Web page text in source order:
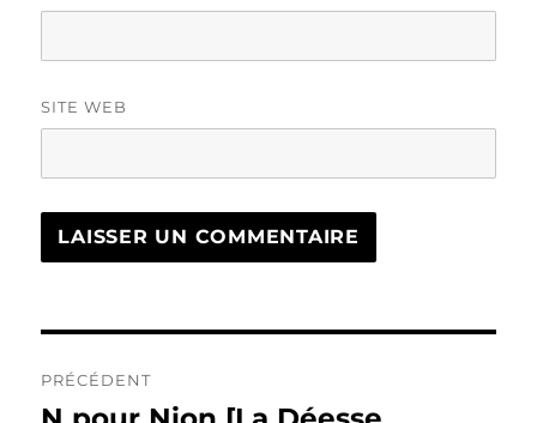
SITE WEB
de
PRÉCÉDENT
Publication